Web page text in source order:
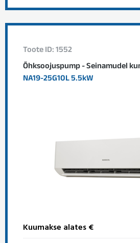
Toote ID: 1552
Õhksoojuspump - Seinamudel
NA19-25G10L 5.5kW
Kuumakse alates €